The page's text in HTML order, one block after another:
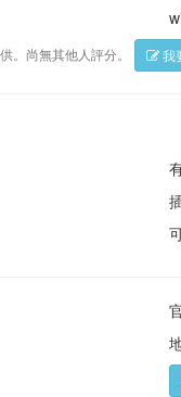
。尚無其他人評分。 我